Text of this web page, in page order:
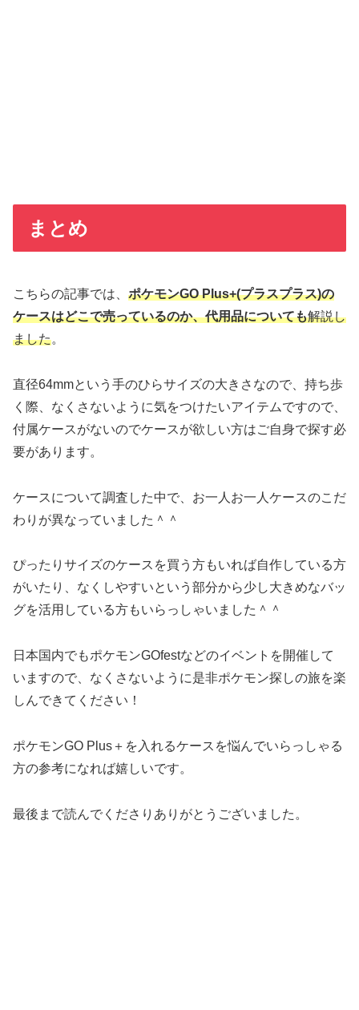
まとめ
こちらの記事では、 ポケモンGO Plus+(プラスプラス)の
ケースはどこで売っているのか、代用品についても解説し
ました。
直径64mmという手のひらサイズの大きさなので、持ち歩
く際、なくさないように気をつけたいアイテムですので、
付属ケースがないのでケースが欲しい方はご自身で探す必
要があります。
ケースについて調査した中で、お一人お一人ケースのこだ
わりが異なっていました＾＾
ぴったりサイズのケースを買う方もいれば自作している方
がいたり、なくしやすいという部分から少し大きめなバッ
グを活用している方もいらっしゃいました＾＾
日本国内でもポケモンGOfestなどのイベントを開催して
いますので、なくさないように是非ポケモン探しの旅を楽
しんできてください！
ポケモンGO Plus＋を入れるケースを悩んでいらっしゃる
方の参考になれば嬉しいです。
最後まで読んでくださりありがとうございました。